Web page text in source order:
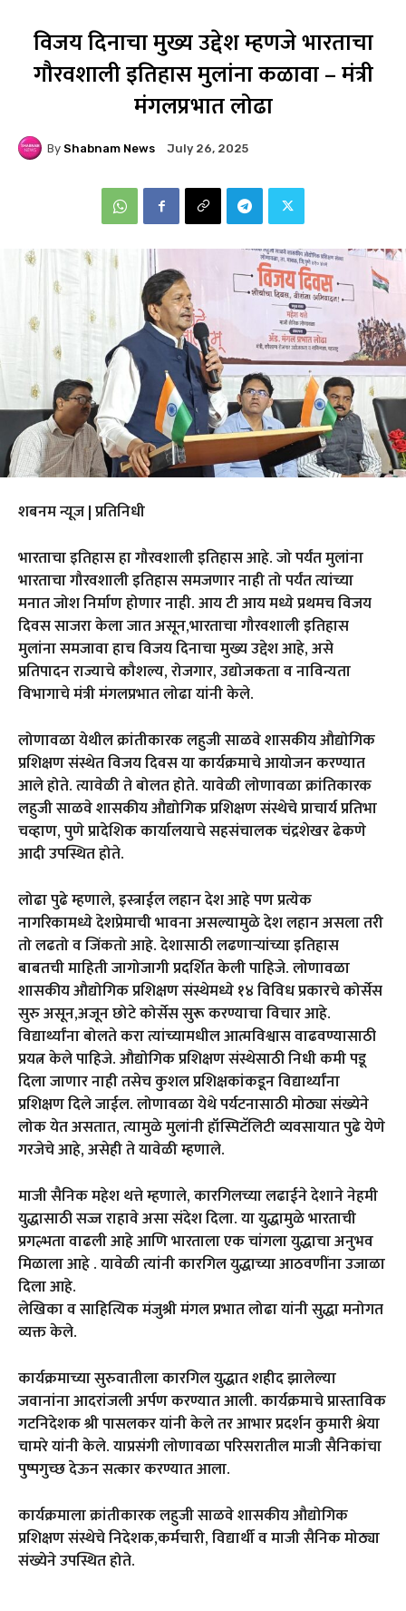
विजय दिनाचा मुख्य उद्देश म्हणजे भारताचा
गौरवशाली इतिहास मुलांना कळावा – मंत्री
मंगलप्रभात लोढा
By Shabnam News July 26, 2025
शबनम न्यूज | प्रतिनिधी
भारताचा इतिहास हा गौरवशाली इतिहास आहे. जो पर्यंत मुलांना
भारताचा गौरवशाली इतिहास समजणार नाही तो पर्यंत त्यांच्या
मनात जोश निर्माण होणार नाही. आय टी आय मध्ये प्रथमच विजय
दिवस साजरा केला जात असून,भारताचा गौरवशाली इतिहास
मुलांना समजावा हाच विजय दिनाचा मुख्य उद्देश आहे, असे
प्रतिपादन राज्याचे कौशल्य, रोजगार, उद्योजकता व नाविन्यता
विभागाचे मंत्री मंगलप्रभात लोढा यांनी केले.
लोणावळा येथील क्रांतीकारक लहुजी साळवे शासकीय औद्योगिक
प्रशिक्षण संस्थेत विजय दिवस या कार्यक्रमाचे आयोजन करण्यात
आले होते. त्यावेळी ते बोलत होते. यावेळी लोणावळा क्रांतिकारक
लहुजी साळवे शासकीय औद्योगिक प्रशिक्षण संस्थेचे प्राचार्य प्रतिभा
चव्हाण, पुणे प्रादेशिक कार्यालयाचे सहसंचालक चंद्रशेखर ढेकणे
आदी उपस्थित होते.
लोढा पुढे म्हणाले, इस्त्राईल लहान देश आहे पण प्रत्येक
नागरिकामध्ये देशप्रेमाची भावना असल्यामुळे देश लहान असला तरी
तो लढतो व जिंकतो आहे. देशासाठी लढणाऱ्यांच्या इतिहास
बाबतची माहिती जागोजागी प्रदर्शित केली पाहिजे. लोणावळा
शासकीय औद्योगिक प्रशिक्षण संस्थेमध्ये १४ विविध प्रकारचे कोर्सेस
सुरु असून,अजून छोटे कोर्सेस सुरू करण्याचा विचार आहे.
विद्यार्थ्यांना बोलते करा त्यांच्यामधील आत्मविश्वास वाढवण्यासाठी
प्रयत्न केले पाहिजे. औद्योगिक प्रशिक्षण संस्थेसाठी निधी कमी पडू
दिला जाणार नाही तसेच कुशल प्रशिक्षकांकडून विद्यार्थ्यांना
प्रशिक्षण दिले जाईल. लोणावळा येथे पर्यटनासाठी मोठ्या संख्येने
लोक येत असतात, त्यामुळे मुलांनी हॉस्पिटॅलिटी व्यवसायात पुढे येणे
गरजेचे आहे, असेही ते यावेळी म्हणाले.
माजी सैनिक महेश थत्ते म्हणाले, कारगिलच्या लढाईने देशाने नेहमी
युद्धासाठी सज्ज राहावे असा संदेश दिला. या युद्धामुळे भारताची
प्रगल्भता वाढली आहे आणि भारताला एक चांगला युद्धाचा अनुभव
मिळाला आहे . यावेळी त्यांनी कारगिल युद्धाच्या आठवणींना उजाळा
दिला आहे.
लेखिका व साहित्यिक मंजुश्री मंगल प्रभात लोढा यांनी सुद्धा मनोगत
व्यक्त केले.
कार्यक्रमाच्या सुरुवातीला कारगिल युद्धात शहीद झालेल्या
जवानांना आदरांजली अर्पण करण्यात आली. कार्यक्रमाचे प्रास्ताविक
गटनिदेशक श्री पासलकर यांनी केले तर आभार प्रदर्शन कुमारी श्रेया
चामरे यांनी केले. याप्रसंगी लोणावळा परिसरातील माजी सैनिकांचा
पुष्पगुच्छ देऊन सत्कार करण्यात आला.
कार्यक्रमाला क्रांतीकारक लहुजी साळवे शासकीय औद्योगिक
प्रशिक्षण संस्थेचे निदेशक,कर्मचारी, विद्यार्थी व माजी सैनिक मोठ्या
संख्येने उपस्थित होते.